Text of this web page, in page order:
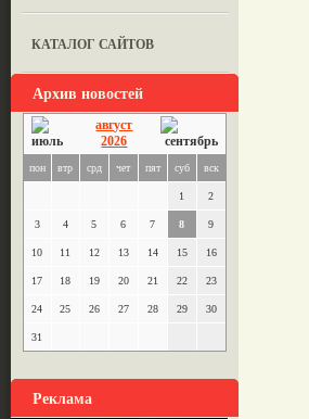
КАТАЛОГ САЙТОВ
Архив новостей
август
2026
пон втр срд чет пят суб вск
1 2
3 4 5 6 7 8 9
10 11 12 13 14 15 16
17 18 19 20 21 22 23
24 25 26 27 28 29 30
31
Реклама